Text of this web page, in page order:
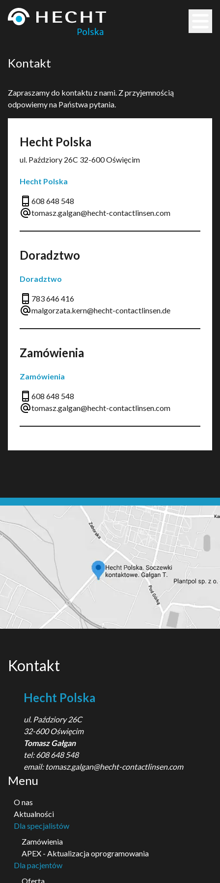
Kontakt
Zapraszamy do kontaktu z nami. Z przyjemnością
odpowiemy na Państwa pytania.
Hecht Polska
ul. Paździory 26C 32-600 Oświęcim
Hecht Polska
608 648 548
tomasz.galgan@hecht-contactlinsen.com
Doradztwo
Doradztwo
783 646 416
malgorzata.kern@hecht-contactlinsen.de
Zamówienia
Zamówienia
608 648 548
tomasz.galgan@hecht-contactlinsen.com
Kontakt
Hecht Polska
ul. Paździory 26C
32-600 Oświęcim
Tomasz Gałgan
tel: 608 648 548
email: tomasz.galgan@hecht-contactlinsen.com
Menu
O nas
Aktualności
Dla specjalistów
Zamówienia
APEX - Aktualizacja oprogramowania
Dla pacjentów
Oferta